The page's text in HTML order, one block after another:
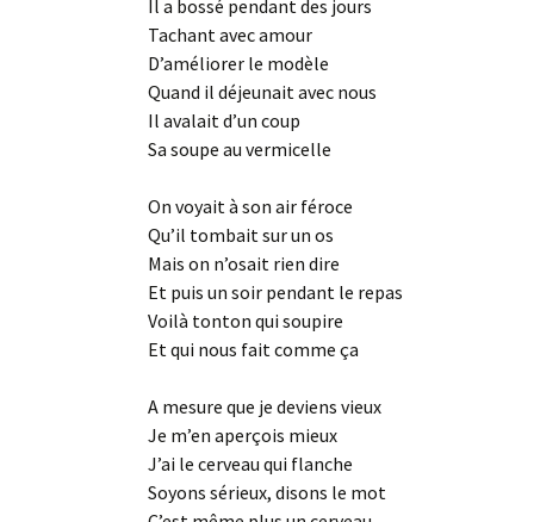
Il a bossé pendant des jours
Tachant avec amour
D’améliorer le modèle
Quand il déjeunait avec nous
Il avalait d’un coup
Sa soupe au vermicelle
On voyait à son air féroce
Qu’il tombait sur un os
Mais on n’osait rien dire
Et puis un soir pendant le repas
Voilà tonton qui soupire
Et qui nous fait comme ça
A mesure que je deviens vieux
Je m’en aperçois mieux
J’ai le cerveau qui flanche
Soyons sérieux, disons le mot